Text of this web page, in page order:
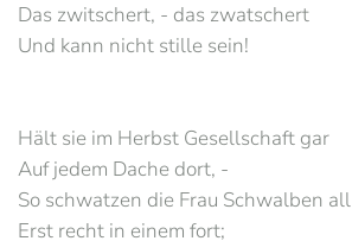
Das zwitschert, - das zwatschert
Und kann nicht stille sein!
Hält sie im Herbst Gesellschaft gar
Auf jedem Dache dort, -
So schwatzen die Frau Schwalben all
Erst recht in einem fort;